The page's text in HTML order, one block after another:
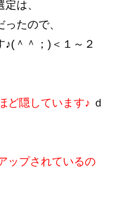
は、
たので、
＾＾；)＜１～２
ど隠しています♪ ｄ
ップされているの